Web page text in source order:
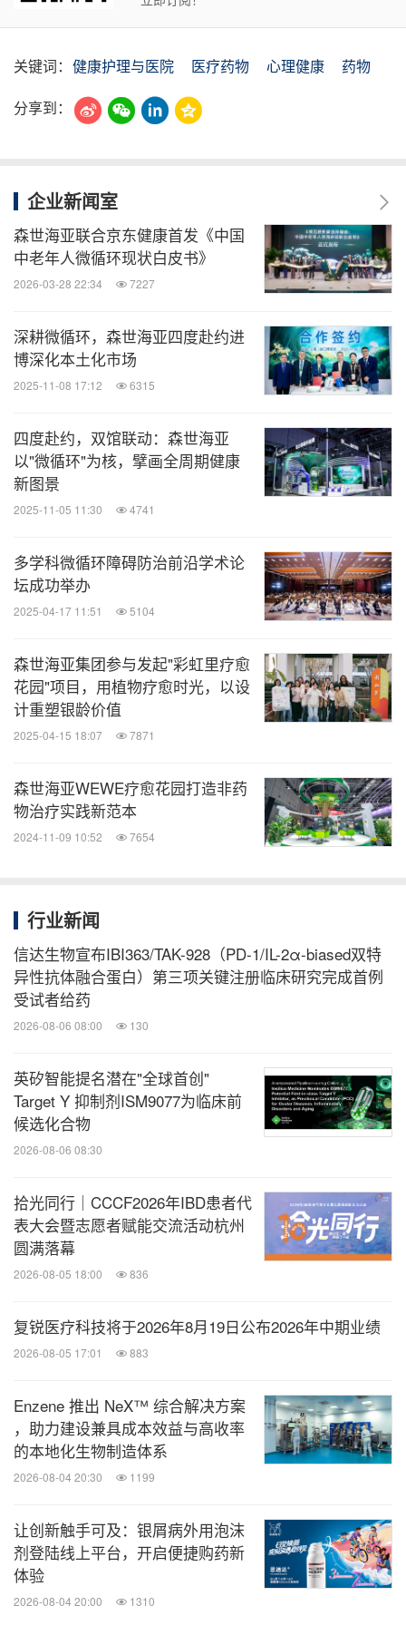
关键词： 健康护理与医院 医疗药物 心理健康
药物
分享到：
企业新闻室
森世海亚联合京东健康首发《中国
中老年人微循环现状白皮书》
2026-03-28 22:34 7227
深耕微循环，森世海亚四度赴约进
博深化本土化市场
2025-11-08 17:12 6315
四度赴约，双馆联动：森世海亚
以"微循环"为核，擘画全周期健康
新图景
2025-11-05 11:30 4741
多学科微循环障碍防治前沿学术论
坛成功举办
2025-04-17 11:51 5104
森世海亚集团参与发起"彩虹里疗愈
花园"项目，用植物疗愈时光，以设
计重塑银龄价值
2025-04-15 18:07 7871
森世海亚WEWE疗愈花园打造非药
物治疗实践新范本
2024-11-09 10:52 7654
行业新闻
信达生物宣布IBI363/TAK-928（PD-1/IL-2α-biased双特
异性抗体融合蛋白）第三项关键注册临床研究完成首例
受试者给药
2026-08-06 08:00 130
英矽智能提名潜在"全球首创"
Target Y 抑制剂ISM9077为临床前
候选化合物
2026-08-06 08:30
拾光同行｜CCCF2026年IBD患者代
表大会暨志愿者赋能交流活动杭州
圆满落幕
2026-08-05 18:00 836
复锐医疗科技将于2026年8月19日公布2026年中期业绩
2026-08-05 17:01 883
Enzene 推出 NeX™ 综合解决方案
，助力建设兼具成本效益与高收率
的本地化生物制造体系
2026-08-04 20:30 1199
让创新触手可及：银屑病外用泡沫
剂登陆线上平台，开启便捷购药新
体验
2026-08-04 20:00 1310